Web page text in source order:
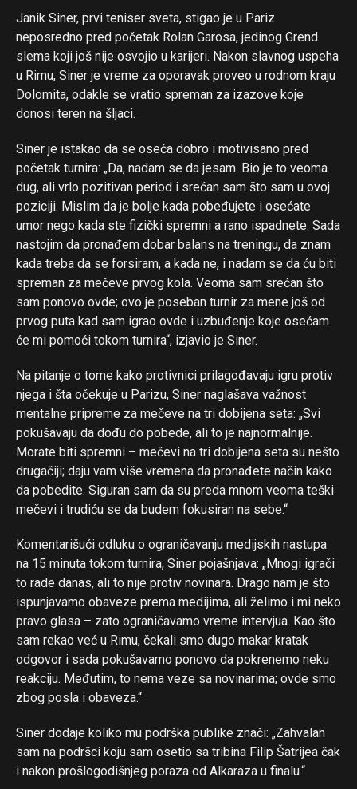
Janik Siner, prvi teniser sveta, stigao je u Pariz
neposredno pred početak Rolan Garosa, jedinog Grend
slema koji još nije osvojio u karijeri. Nakon slavnog uspeha
u Rimu, Siner je vreme za oporavak proveo u rodnom kraju
Dolomita, odakle se vratio spreman za izazove koje
donosi teren na šljaci.
Siner je istakao da se oseća dobro i motivisano pred
početak turnira: „Da, nadam se da jesam. Bio je to veoma
dug, ali vrlo pozitivan period i srećan sam što sam u ovoj
poziciji. Mislim da je bolje kada pobeđujete i osećate
umor nego kada ste fizički spremni a rano ispadnete. Sada
nastojim da pronađem dobar balans na treningu, da znam
kada treba da se forsiram, a kada ne, i nadam se da ću biti
spreman za mečeve prvog kola. Veoma sam srećan što
sam ponovo ovde; ovo je poseban turnir za mene još od
prvog puta kad sam igrao ovde i uzbuđenje koje osećam
će mi pomoći tokom turnira“, izjavio je Siner.
Na pitanje o tome kako protivnici prilagođavaju igru protiv
njega i šta očekuje u Parizu, Siner naglašava važnost
mentalne pripreme za mečeve na tri dobijena seta: „Svi
pokušavaju da dođu do pobede, ali to je najnormalnije.
Morate biti spremni – mečevi na tri dobijena seta su nešto
drugačiji; daju vam više vremena da pronađete način kako
da pobedite. Siguran sam da su preda mnom veoma teški
mečevi i trudiću se da budem fokusiran na sebe.“
Komentarišući odluku o ograničavanju medijskih nastupa
na 15 minuta tokom turnira, Siner pojašnjava: „Mnogi igrači
to rade danas, ali to nije protiv novinara. Drago nam je što
ispunjavamo obaveze prema medijima, ali želimo i mi neko
pravo glasa – zato ograničavamo vreme intervjua. Kao što
sam rekao već u Rimu, čekali smo dugo makar kratak
odgovor i sada pokušavamo ponovo da pokrenemo neku
reakciju. Međutim, to nema veze sa novinarima; ovde smo
zbog posla i obaveza.“
Siner dodaje koliko mu podrška publike znači: „Zahvalan
sam na podršci koju sam osetio sa tribina Filip Šatrijea čak
i nakon prošlogodišnjeg poraza od Alkaraza u finalu.“